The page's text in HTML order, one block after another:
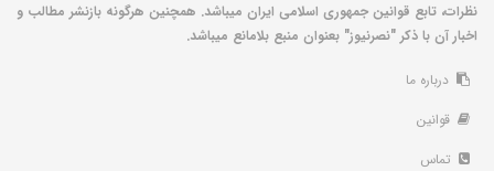
نظرات، تابع قوانین جمهوری اسلامی ایران میباشد. همچنین هرگونه بازنشر مطالب و
اخبار آن با ذکر "نصرنیوز" بعنوان منبع بلامانع میباشد.
درباره ما
قوانین
تماس